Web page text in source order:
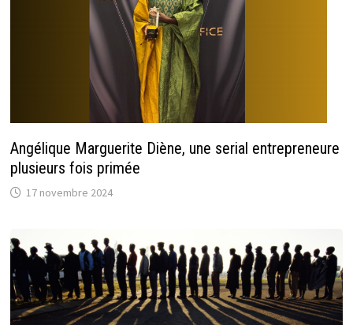
Angélique Marguerite Diène, une serial entrepreneure
plusieurs fois primée
17 novembre 2024